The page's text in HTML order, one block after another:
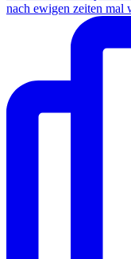
nach ewigen zeiten mal